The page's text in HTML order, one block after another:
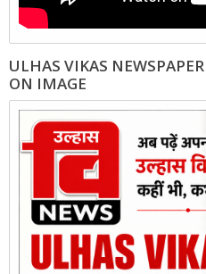
ULHAS VIKAS
ON IMAGE